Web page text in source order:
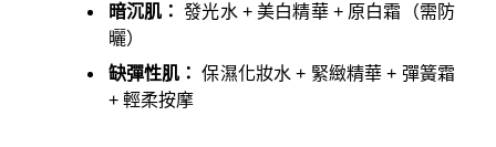
暗沉肌： 發光水 + 美白精華 + 原白霜（需防
曬）
缺彈性肌： 保濕化妝水 + 緊緻精華 + 彈簧霜
+ 輕柔按摩